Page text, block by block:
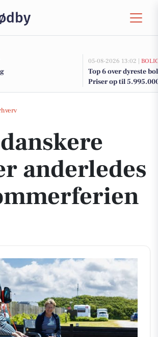
05-08-2026 13:02 |
Top 6 over dyreste
Priser op til
tænker anderledes om sommerferien i år
anderledes